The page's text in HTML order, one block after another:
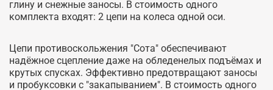
глину и снежные заносы. В стоимость одного
комплекта входят: 2 цепи на колеса одной оси.
Цепи противоскольжения "Сота" обеспечивают
надёжное сцепление даже на обледенелых подъёмах и
крутых спусках. Эффективно предотвращают заносы
и пробуксовки с "закапыванием". В стоимость одного